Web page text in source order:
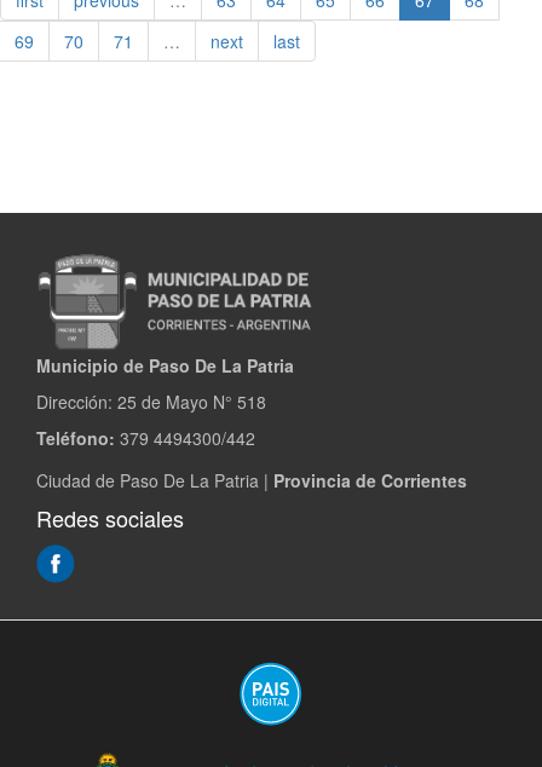
casos
de
Coronavirus
69
70 71 … next last
Municipio de Paso De La Patria
Dirección: 25 de Mayo N° 518
Teléfono: 379 4494300/442
Ciudad de Paso De La Patria | Provincia de Corrientes
Redes sociales